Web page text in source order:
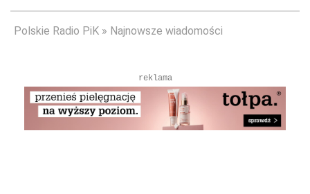
Polskie Radio PiK Najnowsze wiadomości
reklama